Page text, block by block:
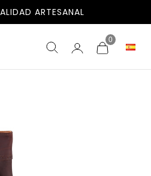
ARTESANAL
ESPAÑA Y PORTUGAL
0